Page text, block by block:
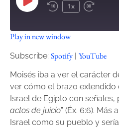
1x
Spotify
SHARE
LINK
EMBED
Play in new window
Subscribe: Spotify | YouTube
Moisés iba a ver el carácter
ver cómo el brazo extendido
Israel de Egipto con señales,
actos de juicio” (Éx. 6:6). Más
Israel como su pueblo y